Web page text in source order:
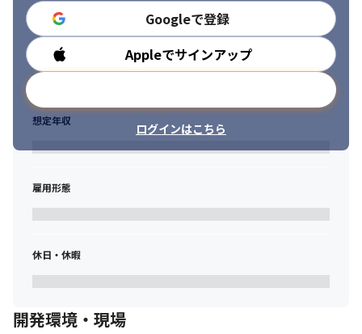
それぞれの強みを活かし活躍しています。
Googleで登録
Appleでサインアップ
ログインはこちら
勤務時間
想定年収
雇用形態
休日・休暇
開発環境・現場